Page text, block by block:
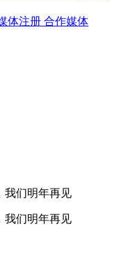
体注册 合作媒体
我们明年再见
我们明年再见